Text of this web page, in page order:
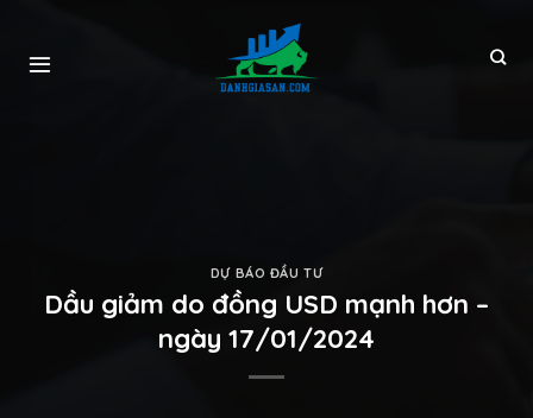
DỰ BÁO ĐẦU TƯ
Dầu giảm do đồng USD mạnh hơn –
ngày 17/01/2024